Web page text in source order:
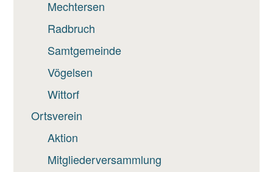
Mechtersen
Radbruch
Samtgemeinde
Vögelsen
Wittorf
Ortsverein
Aktion
Mitgliederversammlung